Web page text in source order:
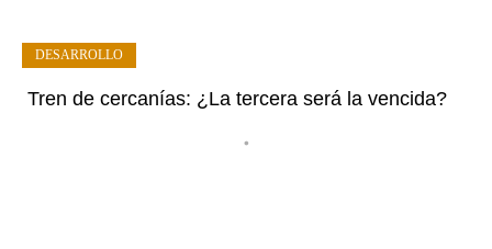
Tren de cercanías: ¿La tercera será la vencida?
•
DESARROLLO